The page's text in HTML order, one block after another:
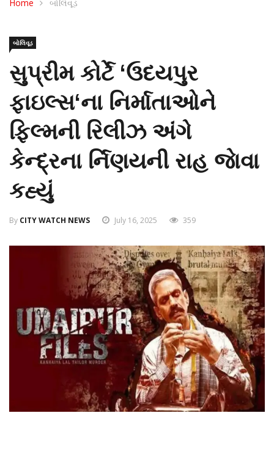
Home બોલિવૂડ
બોલિવૂડ
સુપ્રીમ કોર્ટે ‘ઉદયપુર
ફાઇલ્સ‘ના નિર્માતાઓને
ફિલ્મની રિલીઝ અંગે
કેન્દ્રના ર્નિણયની રાહ જાેવા
કહ્યું
By CITY WATCH NEWS July 16, 2025 359